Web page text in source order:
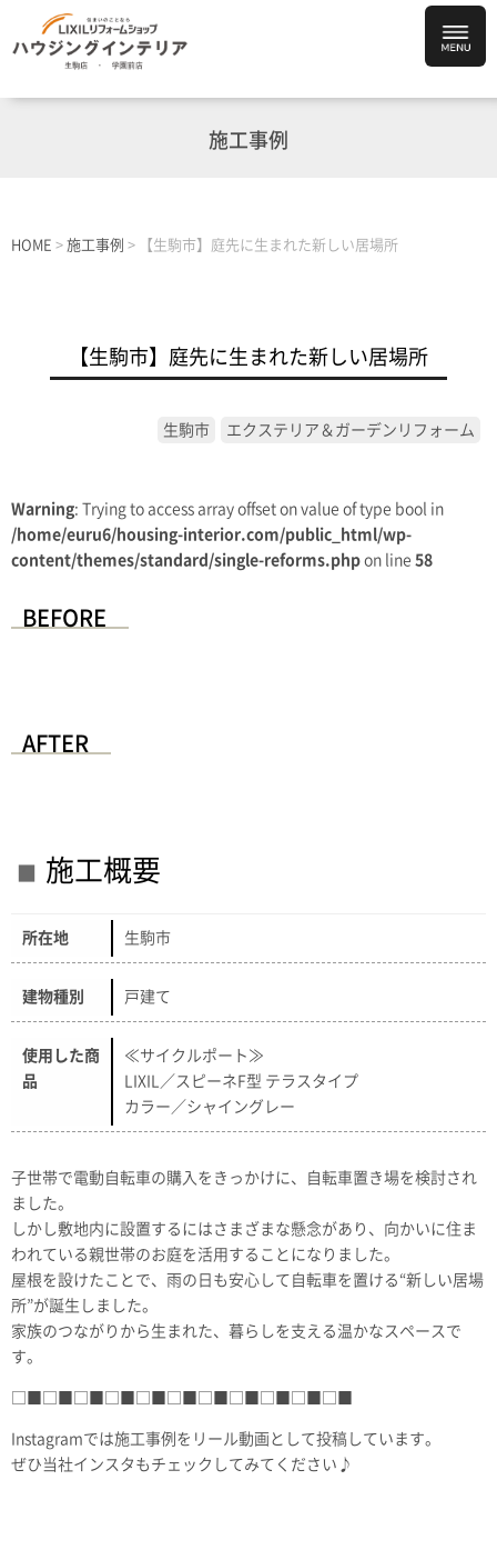
施工事例
HOME > 施工事例 > 【生駒市】庭先に生まれた新しい居場所
【生駒市】庭先に生まれた新しい居場所
生駒市 エクステリア＆ガーデンリフォーム
Warning: Trying to access array offset on value of type bool in
/home/euru6/housing-interior.com/public_html/wp-
content/themes/standard/single-reforms.php on line 58
BEFORE
AFTER
施工概要
所在地 生駒市
建物種別 戸建て
使用した商
品
≪サイクルポート≫
LIXIL／スピーネF型 テラスタイプ
カラー／シャイングレー
子世帯で電動自転車の購入をきっかけに、自転車置き場を検討され
ました。
しかし敷地内に設置するにはさまざまな懸念があり、向かいに住ま
われている親世帯のお庭を活用することになりました。
屋根を設けたことで、雨の日も安心して自転車を置ける“新しい居場
所”が誕生しました。
家族のつながりから生まれた、暮らしを支える温かなスペースで
す。
Instagramでは施工事例をリール動画として投稿しています。
ぜひ当社インスタもチェックしてみてください♪